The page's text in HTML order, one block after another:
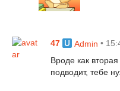
47 Admin •
Вроде как
подводит, тебе